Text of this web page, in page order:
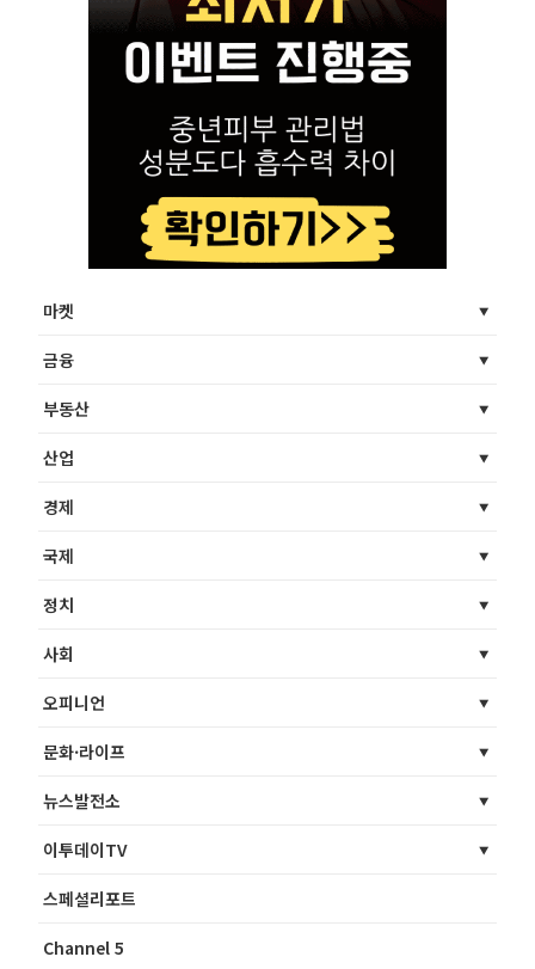
마켓
금융
부동산
산업
경제
국제
정치
사회
오피니언
문화·라이프
뉴스발전소
이투데이TV
스페셜리포트
Channel 5